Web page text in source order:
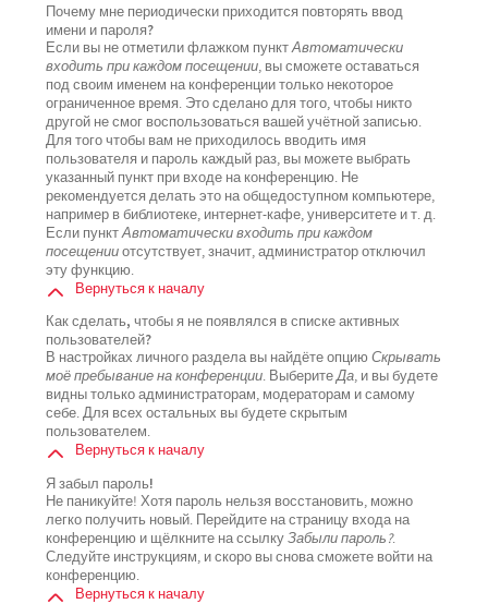
Почему мне периодически приходится повторять ввод
имени и пароля?
Если вы не отметили флажком пунктАвтоматически
входить при каждом посещении, вы сможете оставаться
под своим именем на конференции только некоторое
ограниченное время. Это сделано для того, чтобы никто
другой не смог воспользоваться вашей учётной записью.
Для того чтобы вам не приходилось вводить имя
пользователя и пароль каждый раз, вы можете выбрать
указанный пункт при входе на конференцию. Не
рекомендуется делать это на общедоступном компьютере,
например в библиотеке, интернет-кафе, университете и т. д.
Если пунктАвтоматически входить при каждом
посещенииотсутствует, значит, администратор отключил
эту функцию.
Вернуться к началу
Как сделать, чтобы я не появлялся в списке активных
пользователей?
В настройках личного раздела вы найдёте опциюСкрывать
моё пребывание на конференции. ВыберитеДа, и вы будете
видны только администраторам, модераторам и самому
себе. Для всех остальных вы будете скрытым
пользователем.
Вернуться к началу
Я забыл пароль!
Не паникуйте! Хотя пароль нельзя восстановить, можно
легко получить новый. Перейдите на страницу входа на
конференцию и щёлкните на ссылкуЗабыли пароль?.
Следуйте инструкциям, и скоро вы снова сможете войти на
конференцию.
Вернуться к началу